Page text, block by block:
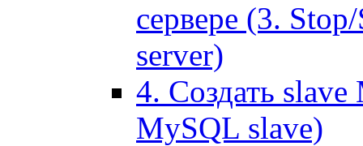
сервере (3.
server)
4. Создать
MySQL slave)